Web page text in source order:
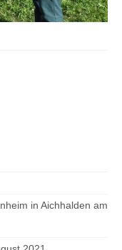
in Aichhalden am